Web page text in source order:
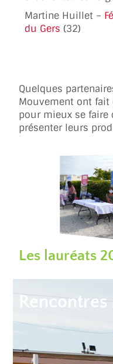
Martine Huillet –
du Gers (32)
Quelques
Mouvement ont fait
pour mieux se faire
présenter leurs
Les lauréats